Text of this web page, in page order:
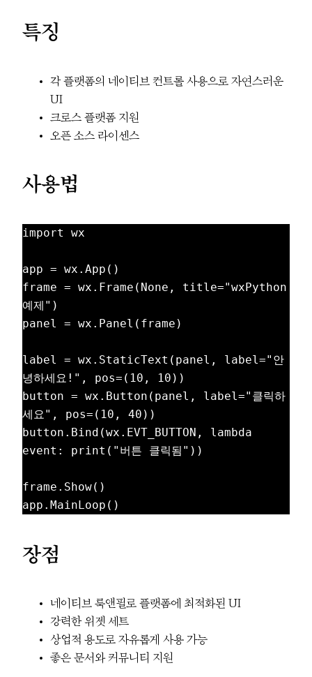
특징
각 플랫폼의 네이티브 컨트롤 사용으로 자연스러운
UI
크로스 플랫폼 지원
오픈 소스 라이센스
사용법
import wx
app = wx.App()
frame = wx.Frame(None, title="wxPython
예제")
panel = wx.Panel(frame)
label = wx.StaticText(panel, label="안
녕하세요!", pos=(10, 10))
button = wx.Button(panel, label="클릭하
세요", pos=(10, 40))
button.Bind(wx.EVT_BUTTON, lambda
event: print("버튼 클릭됨"))
frame.Show()
장점
네이티브 룩앤필로 플랫폼에 최적화된 UI
강력한 위젯 세트
상업적 용도로 자유롭게 사용 가능
좋은 문서와 커뮤니티 지원